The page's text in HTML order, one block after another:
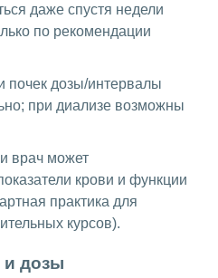
даже спустя недели
по рекомендации
почек дозы/интервалы
при диализе возможны
врач может
крови и функции
практика для
курсов).
и дозы